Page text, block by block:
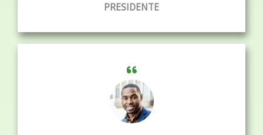
PRESIDENTE